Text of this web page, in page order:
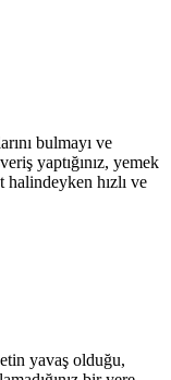
bulmayı ve
yaptığınız, yemek
hızlı ve
yavaş olduğu,